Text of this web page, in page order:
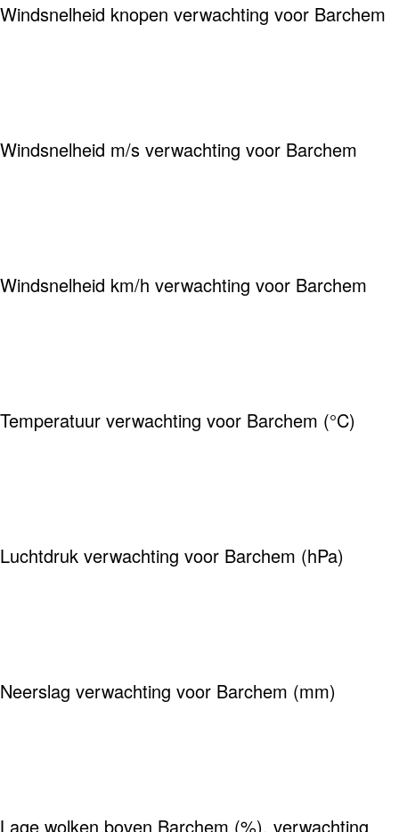
Windsnelheid knopen verwachting voor Barchem
Windsnelheid m/s verwachting voor Barchem
Windsnelheid km/h verwachting voor Barchem
Temperatuur verwachting voor Barchem (°C)
Luchtdruk verwachting voor Barchem (hPa)
Neerslag verwachting voor Barchem (mm)
Lage wolken boven Barchem (%), verwachting